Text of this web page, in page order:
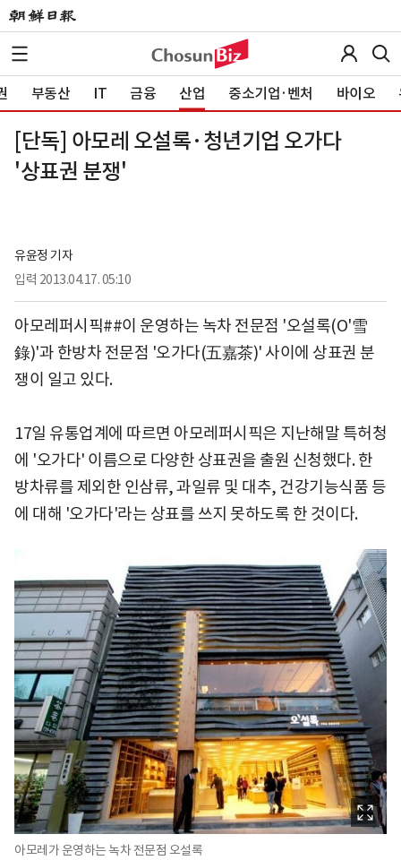
부동산 IT 금융 산업 중소기업·벤처 바이오
[단독] 아모레 오설록·청년기업 오가다
'상표권 분쟁'
유윤정 기자
입력 2013.04.17. 05:10
아모레퍼시픽##이 운영하는 녹차 전문점 '오설록(O'雪
錄)'과 한방차 전문점 '오가다(五嘉茶)' 사이에 상표권 분
쟁이 일고 있다.
17일 유통업계에 따르면 아모레퍼시픽은 지난해말 특허청
에 '오가다' 이름으로 다양한 상표권을 출원 신청했다. 한
방차류를 제외한 인삼류, 과일류 및 대추, 건강기능식품 등
에 대해 '오가다'라는 상표를 쓰지 못하도록 한 것이다.
아모레가 운영하는 녹차 전문점 오설록